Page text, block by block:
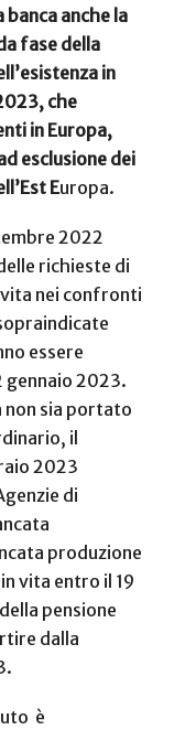
anche la
fase della
in
che
in Europa,
esclusione dei
Europa.
2022
richieste di
nei confronti
essere
gennaio 2023.
non sia portato
il
2023
di
produzione
vita entro il 19
pensione
dalla
è